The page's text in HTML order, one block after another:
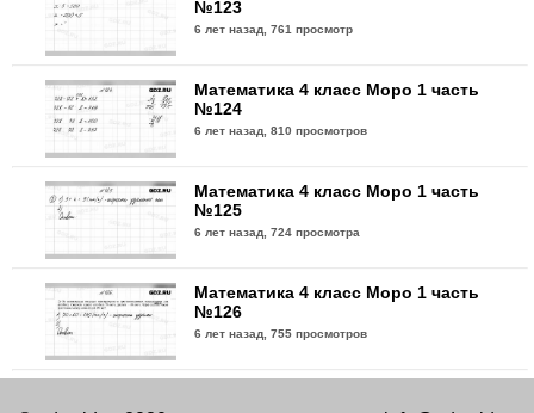
№123
6 лет назад,761 просмотр
Математика 4 класс Моро 1 часть
№124
6 лет назад,810 просмотров
Математика 4 класс Моро 1 часть
№125
6 лет назад,724 просмотра
Математика 4 класс Моро 1 часть
№126
6 лет назад,755 просмотров